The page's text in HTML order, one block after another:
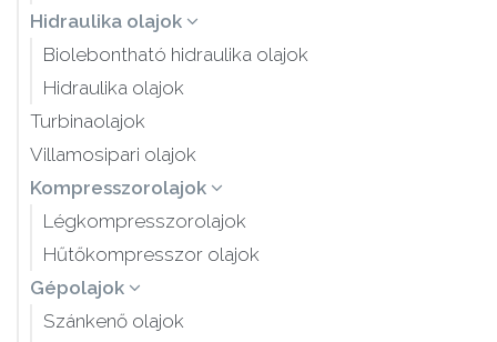
Hidraulika olajok
Biolebontható hidraulika olajok
Hidraulika olajok
Turbinaolajok
Villamosipari olajok
Kompresszorolajok
Légkompresszorolajok
Hűtőkompresszor olajok
Gépolajok
Szánkenő olajok